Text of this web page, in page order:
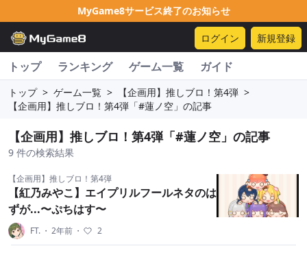
MyGame8サービス終了のお知らせ
ログイン 新規登録
トップ ランキング ゲーム一覧 ガイド
トップ > ゲーム一覧 > 【企画用】推しブロ！第4弾 >
【企画用】推しブロ！第4弾「#蓮ノ空」の記事
【企画用】推しブロ！第4弾「#蓮ノ空」の記事
9 件の検索結果
【企画用】推しブロ！第4弾
【紅乃みやこ】エイプリルフールネタのは
ずが...〜ぷちはす〜
FT. ・ 2年前 ・ 2